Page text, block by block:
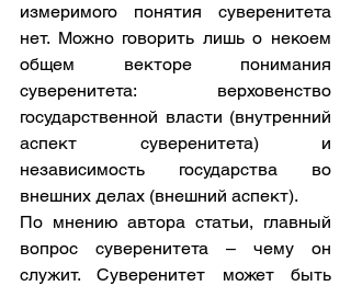
измеримого понятия суверенитета
нет. Можно говорить лишь о некоем
общем векторе понимания
суверенитета: верховенство
государственной власти (внутренний
аспект суверенитета) и
независимость государства во
внешних делах (внешний аспект).
По мнению автора статьи, главный
вопрос суверенитета – чему он
служит. Суверенитет может быть